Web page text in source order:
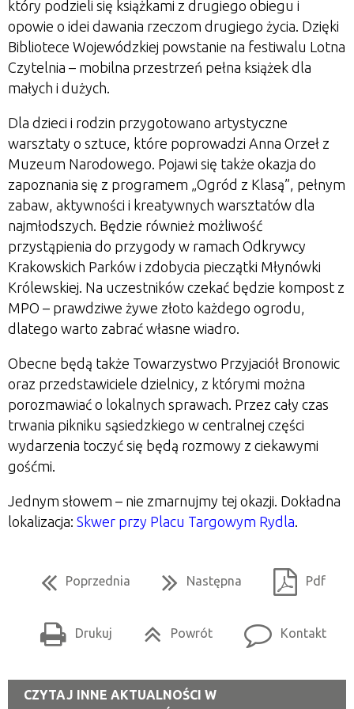
który podzieli się książkami z drugiego obiegu i
opowie o idei dawania rzeczom drugiego życia. Dzięki
Bibliotece Wojewódzkiej powstanie na festiwalu Lotna
Czytelnia – mobilna przestrzeń pełna książek dla
małych i dużych.
Dla dzieci i rodzin przygotowano artystyczne
warsztaty o sztuce, które poprowadzi Anna Orzeł z
Muzeum Narodowego. Pojawi się także okazja do
zapoznania się z programem „Ogród z Klasą”, pełnym
zabaw, aktywności i kreatywnych warsztatów dla
najmłodszych. Będzie również możliwość
przystąpienia do przygody w ramach Odkrywcy
Krakowskich Parków i zdobycia pieczątki Młynówki
Królewskiej. Na uczestników czekać będzie kompost z
MPO – prawdziwe żywe złoto każdego ogrodu,
dlatego warto zabrać własne wiadro.
Obecne będą także Towarzystwo Przyjaciół Bronowic
oraz przedstawiciele dzielnicy, z którymi można
porozmawiać o lokalnych sprawach. Przez cały czas
trwania pikniku sąsiedzkiego w centralnej części
wydarzenia toczyć się będą rozmowy z ciekawymi
gośćmi.
Jednym słowem – nie zmarnujmy tej okazji. Dokładna
lokalizacja: Skwer przy Placu Targowym Rydla.
Poprzednia Następna Pdf
Drukuj Powrót Kontakt
CZYTAJ INNE AKTUALNOŚCI W